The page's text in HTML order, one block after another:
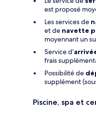
est proposé
Les services de
et de navette
moyennant un
Service d’
frais
Possibilité de
supplément
Piscine, spa et